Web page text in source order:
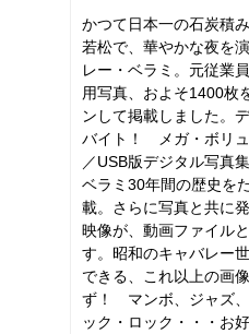
かつて日本一の石炭積
若松で、華やかな夜を
レー・ベラミ。元従業
用写真、およそ1400枚
ンして掲載しました。
バイト！ メガ・ボリ
／USB版デジタル写真集
ベラミ30年間の歴史を
載。さらに写真と共に
映像が、動画ファイル
す。昭和のキャバレー
できる、これ以上の画
ず！ マンボ、ジャズ
ック・ロック・・・お